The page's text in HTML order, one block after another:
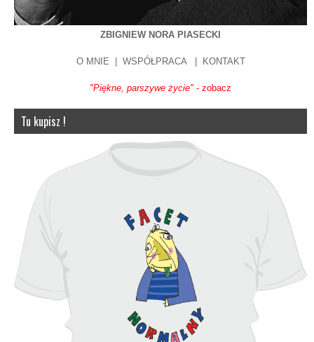
ZBIGNIEW NORA PIASECKI
O MNIE WSPÓŁPRACA| KONTAKT
"Piękne, parszywe życie" - zobacz
Tu kupisz !